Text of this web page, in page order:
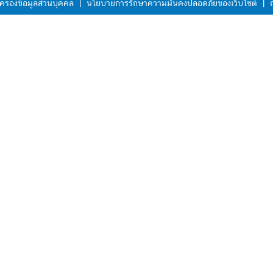
รองข้อมูลส่วนบุคคล | นโยบายการรักษาความมั่นคงปลอดภัยของเว็บไซต์ |